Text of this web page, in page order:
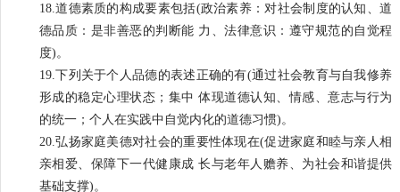
18.道德素质的构成要素包括(政治素养：对社会制度的认知、道
德品质：是非善恶的判断能 力、法律意识：遵守规范的自觉程
度)。
19.下列关于个人品德的表述正确的有(通过社会教育与自我修养
形成的稳定心理状态；集中 体现道德认知、情感、意志与行为
的统一；个人在实践中自觉内化的道德习惯)。
20.弘扬家庭美德对社会的重要性体现在(促进家庭和睦与亲人相
亲相爱、保障下一代健康成 长与老年人赡养、为社会和谐提供
基础支撑)。